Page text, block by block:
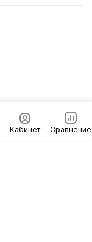
Кабинет Сравнение